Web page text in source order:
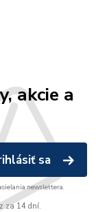
akcie a
sa
newslettera.
za 14 dní.